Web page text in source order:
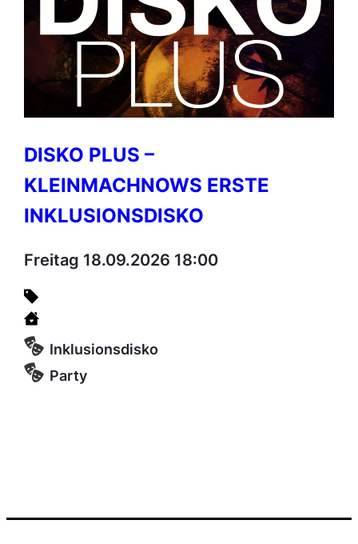
DISKO PLUS –
KLEINMACHNOWS ERSTE
INKLUSIONSDISKO
Freitag 18.09.2026 18:00
Inklusionsdisko
Party